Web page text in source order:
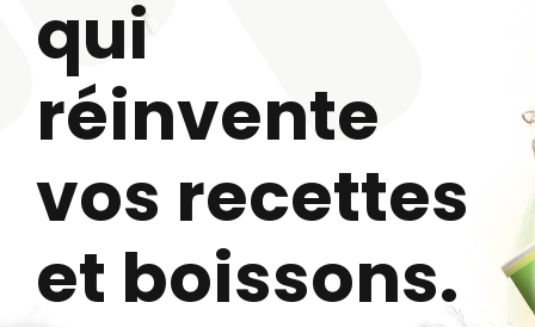
qui
réinvente
vos recettes
et boissons.